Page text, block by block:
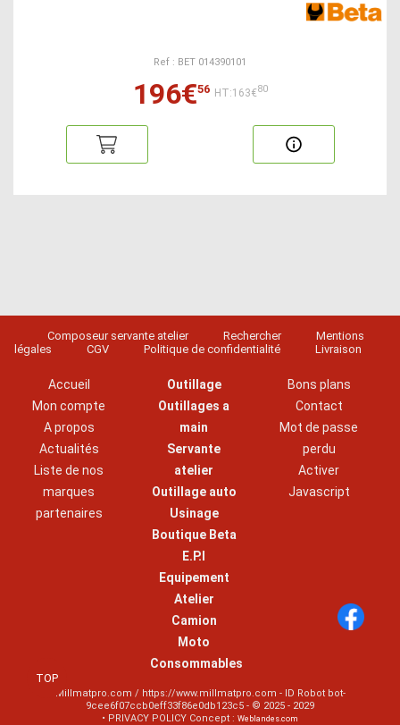
Ref : BET 014390101
196€56 HT:163€80
Composeur servante atelier Rechercher
Mentions
légales
CGV Politique de confidentialité Livraison
Accueil
Mon compte
A propos
Actualités
Liste de nos
marques
partenaires
Outillage
Outillages a
main
Servante
atelier
Outillage auto
Usinage
Boutique Beta
E.P.I
Equipement
Atelier
Camion
Moto
Consommables
Bons plans
Contact
Mot de passe
perdu
Activer
Javascript
Millmatpro.com / https://www.millmatpro.com - ID Robot bot-
9cee6f07ccb0eff33f86e0db123c5 - © 2025 - 2029
• PRIVACY POLICY Concept : Weblandes.com
TOP